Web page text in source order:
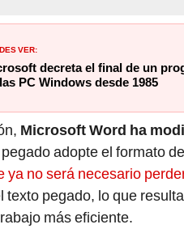
VER:
decreta el final de un
PC Windows desde 1985
Microsoft Word ha
adopte el formato
ya no será necesario
texto pegado, lo que
más eficiente.